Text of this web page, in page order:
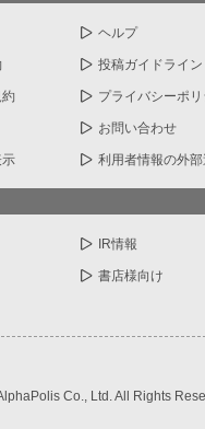
ヘルプ
投稿ガイドライン
プライバシーポリ
お問い合わせ
利用者情報の外
IR情報
書店様向け
Co., Ltd. All Rights